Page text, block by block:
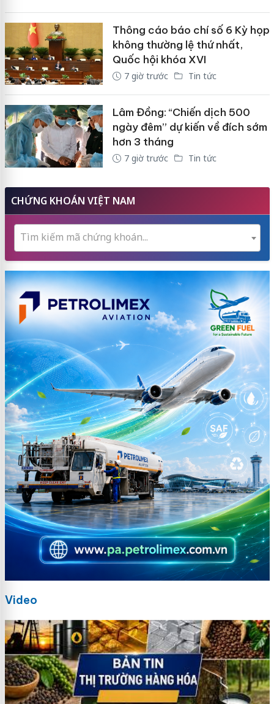
Thông cáo báo chí số 6 Kỳ họp
không thường lệ thứ nhất,
Quốc hội khóa XVI
7 giờ trước Tin tức
Lâm Đồng: “Chiến dịch 500
ngày đêm” dự kiến về đích sớm
hơn 3 tháng
7 giờ trước Tin tức
CHỨNG KHOÁN VIỆT NAM
Tìm kiếm mã chứng khoán...
Video